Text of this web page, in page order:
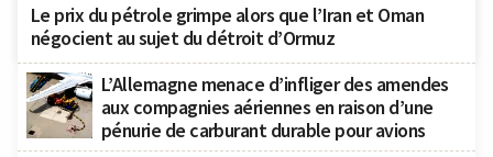
Le prix du pétrole grimpe alors que l’Iran et Oman
négocient au sujet du détroit d’Ormuz
L’Allemagne menace d’infliger des amendes
aux compagnies aériennes en raison d’une
pénurie de carburant durable pour avions